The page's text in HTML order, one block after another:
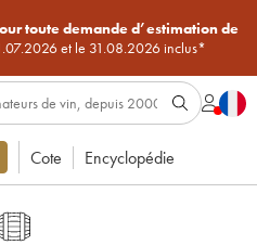
toute demande d’estimation de
et le 31.08.2026 inclus*
Cote Encyclopédie